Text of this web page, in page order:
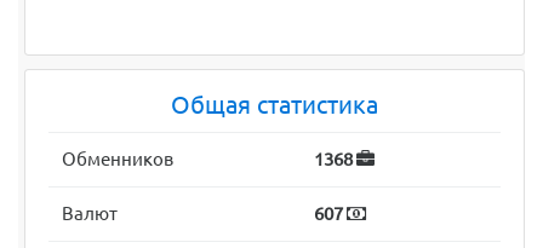
Общая статистика
Обменников 1368
Валют 607